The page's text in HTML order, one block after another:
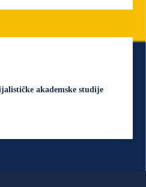
akademske studije